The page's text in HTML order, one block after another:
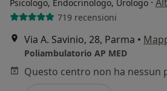
Psicologo, Endocrinologo, Urologo
719 recensioni
Via A. Savinio, 28, Parma •
Poliambulatorio AP MED